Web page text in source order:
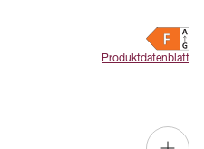
Produktdatenblatt